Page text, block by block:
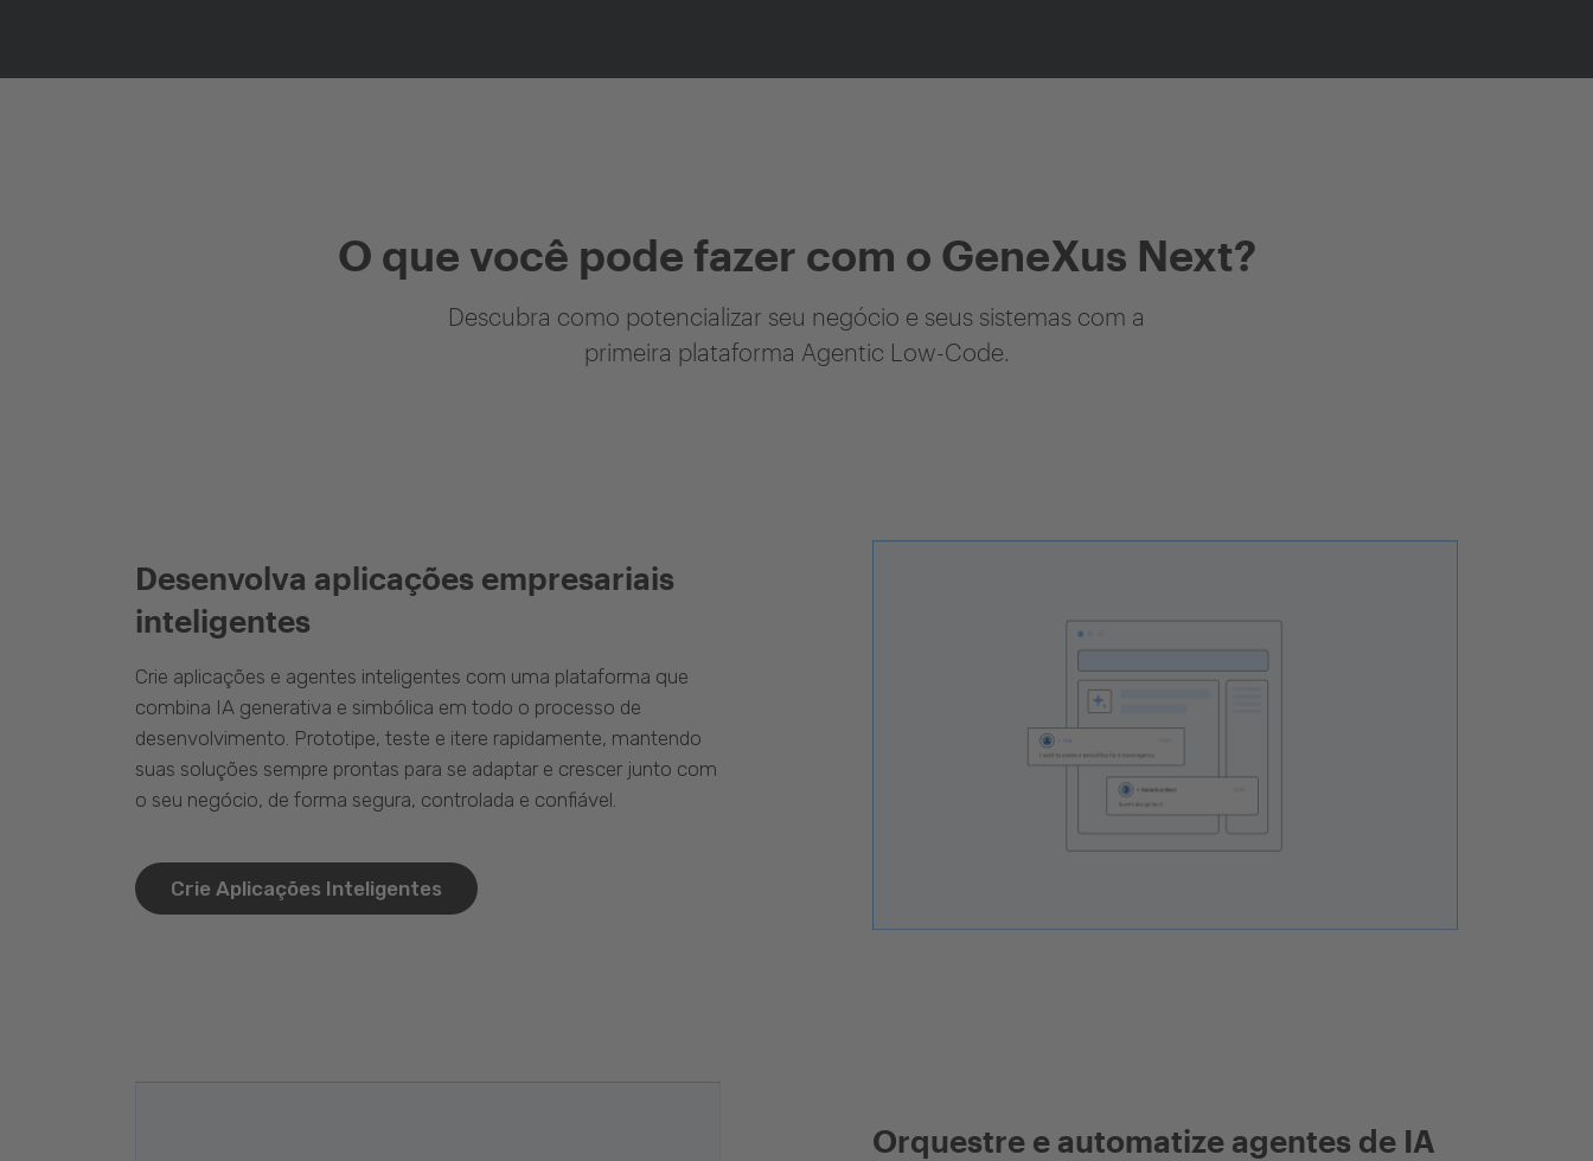
O que você pode fazer com o GeneXus Next?
Descubra como potencializar seu negócio e seus sistemas com a
primeira plataforma Agentic Low-Code.
Desenvolva aplicações empresariais
inteligentes
Crie aplicações e agentes inteligentes com uma plataforma que
combina IA generativa e simbólica em todo o processo de
desenvolvimento. Prototipe, teste e itere rapidamente, mantendo
suas soluções sempre prontas para se adaptar e crescer junto com
o seu negócio, de forma segura, controlada e confiável.
Crie Aplicações Inteligentes
Orquestre e automatize agentes de IA